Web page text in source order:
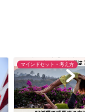
マインドセット・考え方